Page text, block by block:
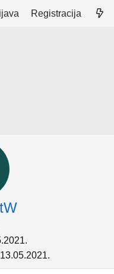
Registracija
13.05.2021.